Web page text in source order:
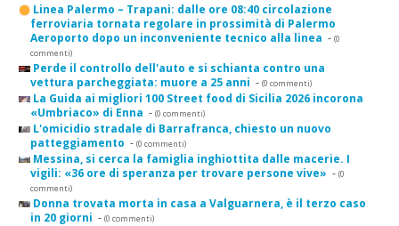
Linea Palermo – Trapani: dalle ore 08:40 circolazione
ferroviaria tornata regolare in prossimità di Palermo
Aeroporto dopo un inconveniente tecnico alla linea - (0
commenti)
Perde il controllo dell'auto e si schianta contro una
vettura parcheggiata: muore a 25 anni - (0 commenti)
La Guida ai migliori 100 Street food di Sicilia 2026 incorona
«Umbriaco» di Enna - (0 commenti)
L'omicidio stradale di Barrafranca, chiesto un nuovo
patteggiamento - (0 commenti)
Messina, si cerca la famiglia inghiottita dalle macerie. I
vigili: «36 ore di speranza per trovare persone vive» - (0
commenti)
Donna trovata morta in casa a Valguarnera, è il terzo caso
in 20 giorni - (0 commenti)